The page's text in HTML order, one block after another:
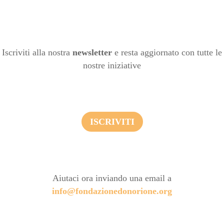
Iscriviti alla nostra newsletter e resta aggiornato con tutte le
nostre iniziative
ISCRIVITI
Aiutaci ora inviando una email a
info@fondazionedonorione.org